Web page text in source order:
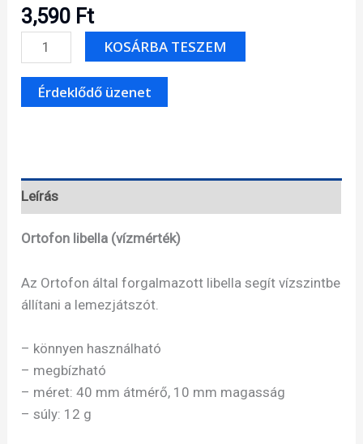
3,590 Ft
Ortofon
nagy
méretű
(40
mennyiség
KOSÁRBA TESZEM
Leírás
Ortofon libella (vízmérték)
Az Ortofon által forgalmazott libella segít vízszintbe
állítani a lemezjátszót.
– könnyen használható
– megbízható
– méret: 40 mm átmérő, 10 mm magasság
– súly: 12 g